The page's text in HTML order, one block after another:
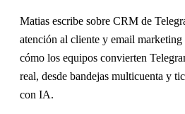
Matias escribe sobre CRM de
atención al cliente y email
cómo los equipos convierten
real, desde bandejas multicuenta y
con IA.